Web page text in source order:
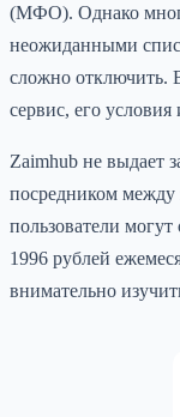
(МФО). Однако
неожиданными
сложно отключить.
сервис, его
Zaimhub не выдает
посредником
пользователи
1996 рублей
внимательно